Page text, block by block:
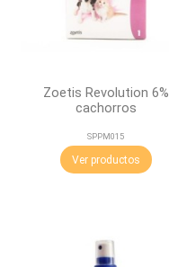
Zoetis Revolution 6%
cachorros
SPPM015
Ver productos